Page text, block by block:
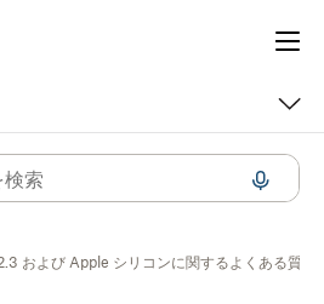
および Apple シリコンに関するよくある質問